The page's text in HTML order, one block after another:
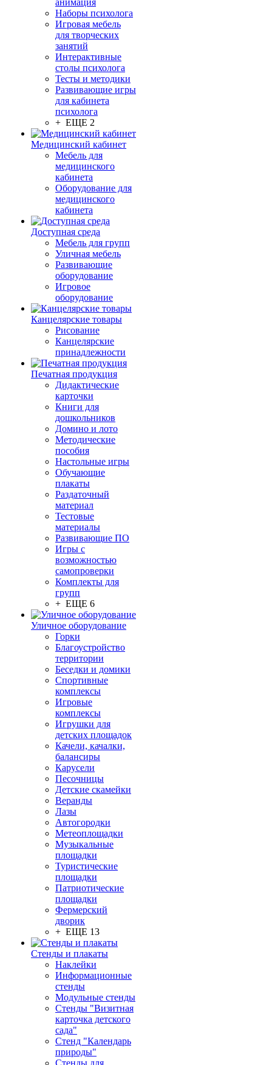
анимация
Наборы психолога
Игровая мебель
для творческих
занятий
Интерактивные
столы психолога
Тесты и методики
Развивающие игры
для кабинета
психолога
+ ЕЩЕ 2
Медицинский кабинет
Мебель для
медицинского
кабинета
Оборудование для
медицинского
кабинета
Доступная среда
Мебель для групп
Уличная мебель
Развивающие
оборудование
Игровое
оборудование
Канцелярские товары
Рисование
Канцелярские
принадлежности
Печатная продукция
Дидактические
карточки
Книги для
дошкольников
Домино и лото
Методические
пособия
Настольные игры
Обучающие
плакаты
Раздаточный
материал
Тестовые
материалы
Развивающие ПО
Игры с
возможностью
самопроверки
Комплекты для
групп
+ ЕЩЕ 6
Уличное оборудование
Горки
Благоустройство
территории
Беседки и домики
Спортивные
комплексы
Игровые
комплексы
Игрушки для
детских площадок
Качели, качалки,
балансиры
Карусели
Песочницы
Детские скамейки
Веранды
Лазы
Автогородки
Метеоплощадки
Музыкальные
площадки
Туристические
площадки
Патриотические
площадки
Фермерский
дворик
+ ЕЩЕ 13
Стенды и плакаты
Наклейки
Информационные
стенды
Модульные стенды
Стенды "Визитная
карточка детского
сада"
Стенд "Календарь
природы"
Стенды для